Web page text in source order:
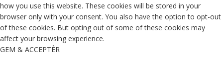
how you use this website. These cookies will be stored in your
browser only with your consent. You also have the option to opt-out
of these cookies. But opting out of some of these cookies may
affect your browsing experience.
GEM & ACCEPTÈR